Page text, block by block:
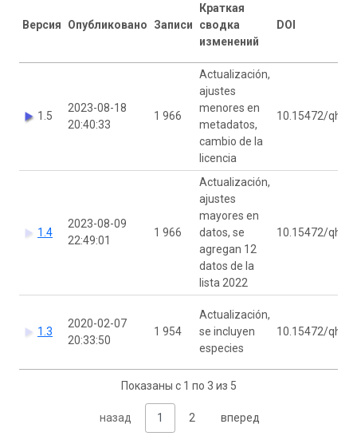
Версия Опубликовано Записи
Краткая
сводка
изменений
DOI
1.5
2023-08-18
20:40:33
1 966
Actualización,
ajustes
menores en
metadatos,
cambio de la
licencia
10.15472/
1.4
2023-08-09
22:49:01
1 966
Actualización,
ajustes
mayores en
datos, se
agregan 12
datos de la
lista 2022
10.15472/
1.3
2020-02-07
20:33:50
1 954
Actualización,
se incluyen
especies
10.15472/
Показаны с 1 по 3 из 5
назад 1 2 вперед